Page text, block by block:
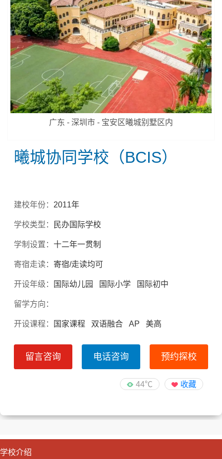
广东 - 深圳市 - 宝安区曦城别墅区内
曦城协同学校（BCIS）
建校年份： 2011年
学校类型： 民办国际学校
学制设置：十二年一贯制
寄宿走读： 寄宿/走读均可
开设年级： 国际幼儿园 国际小学 国际初中
留学方向：
开设课程： 国家课程 双语融合 AP 美高
留言咨询 电话咨询 预约探校
44℃ 收藏
学校介绍